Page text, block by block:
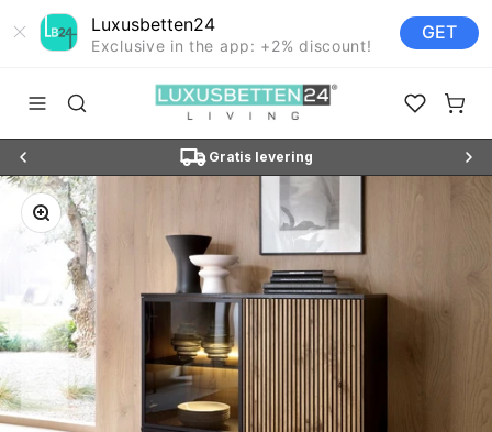
Luxusbetten24
Exclusive in the app: +2% discount!
GET
Doorgaan naar artikel
Navigatiemenu openen
Zoeken openen
Luxusbetten24
Open
Gratis levering
Afbeelding vergroten